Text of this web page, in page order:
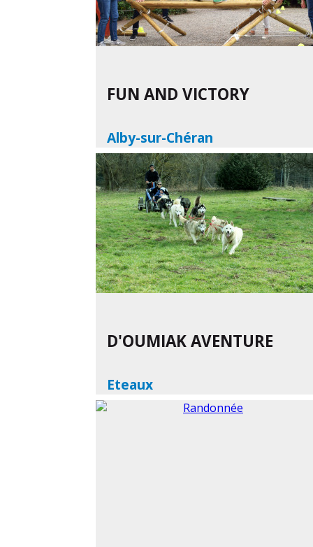
FUN AND VICTORY
Alby-sur-Chéran
En savoir plus
D'OUMIAK AVENTURE
Eteaux
En savoir plus